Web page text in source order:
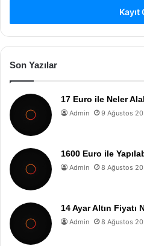
Kayıt
Son Yazılar
17 Euro ile Neler
Admin 9 Ağustos
1600 Euro ile
Admin 8 Ağustos
14 Ayar Altın Fiyatı
Admin 8 Ağustos